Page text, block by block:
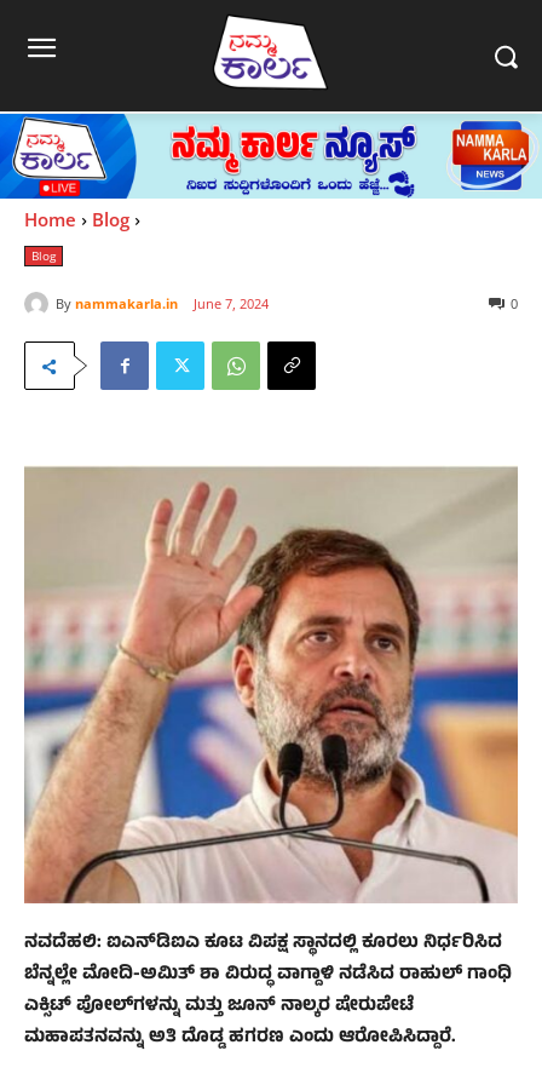
Home Blog
Blog
By nammakarla.in June 7, 2024 0
ನವದೆಹಲಿ: ಐಎನ್‍ಡಿಐಎ ಕೂಟ ವಿಪಕ್ಷ ಸ್ಥಾನದಲ್ಲಿ ಕೂರಲು ನಿರ್ಧರಿಸಿದ
ಬೆನ್ನಲ್ಲೇ ಮೋದಿ-ಅಮಿತ್ ಶಾ ವಿರುದ್ಧ ವಾಗ್ದಾಳಿ ನಡೆಸಿದ ರಾಹುಲ್ ಗಾಂಧಿ
ಎಕ್ಸಿಟ್ ಪೋಲ್‍ಗಳನ್ನು ಮತ್ತು ಜೂನ್ ನಾಲ್ಕರ ಷೇರುಪೇಟೆ
ಮಹಾಪತನವನ್ನು ಅತಿ ದೊಡ್ಡ ಹಗರಣ ಎಂದು ಆರೋಪಿಸಿದ್ದಾರೆ.